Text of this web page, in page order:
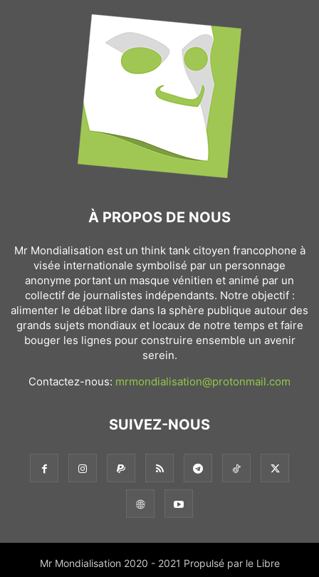
À PROPOS DE NOUS
Mr Mondialisation est un think tank citoyen francophone à
visée internationale symbolisé par un personnage
anonyme portant un masque vénitien et animé par un
collectif de journalistes indépendants. Notre objectif :
alimenter le débat libre dans la sphère publique autour des
grands sujets mondiaux et locaux de notre temps et faire
bouger les lignes pour construire ensemble un avenir
serein.
Contactez-nous: mrmondialisation@protonmail.com
SUIVEZ-NOUS
Mr Mondialisation 2020 - 2021 Propulsé par le Libre